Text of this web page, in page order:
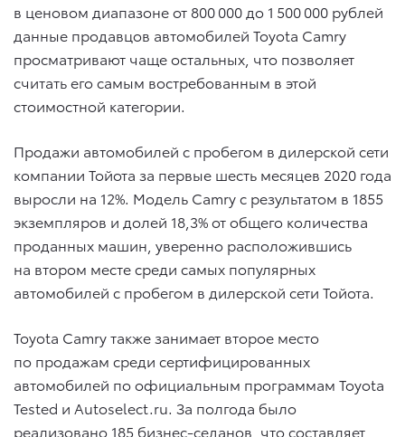
в ценовом диапазоне от 800 000 до 1 500 000 рублей
данные продавцов автомобилей Toyota Camry
просматривают чаще остальных, что позволяет
считать его самым востребованным в этой
стоимостной категории.
Продажи автомобилей с пробегом в дилерской сети
компании Тойота за первые шесть месяцев 2020 года
выросли на 12%. Модель Camry с результатом в 1855
экземпляров и долей 18,3% от общего количества
проданных машин, уверенно расположившись
на втором месте среди самых популярных
автомобилей с пробегом в дилерской сети Тойота.
Toyota Camry также занимает второе место
по продажам среди сертифицированных
автомобилей по официальным программам Toyota
Tested и Autoselect.ru. За полгода было
реализовано 185 бизнес-седанов, что составляет